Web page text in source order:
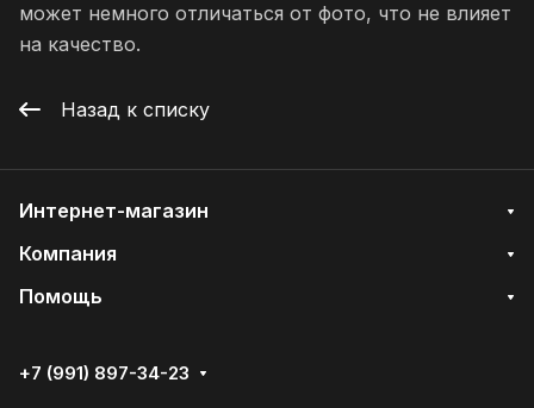
может немного отличаться от фото, что не влияет
на качество.
Назад к списку
Интернет-магазин
Компания
Помощь
+7 (991) 897-34-23